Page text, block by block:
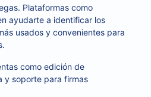
Plataformas como
ayudarte a identificar los
usados y convenientes para
como edición de
y soporte para firmas